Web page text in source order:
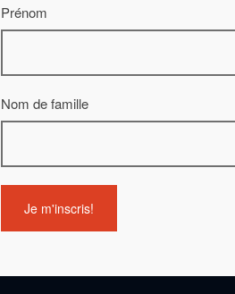
Prénom
Nom de famille